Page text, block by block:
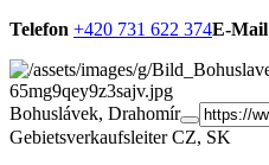
Telefon +420 731 622 374E-Mail
Bohuslávek, Drahomír
Gebietsverkaufsleiter CZ, SK